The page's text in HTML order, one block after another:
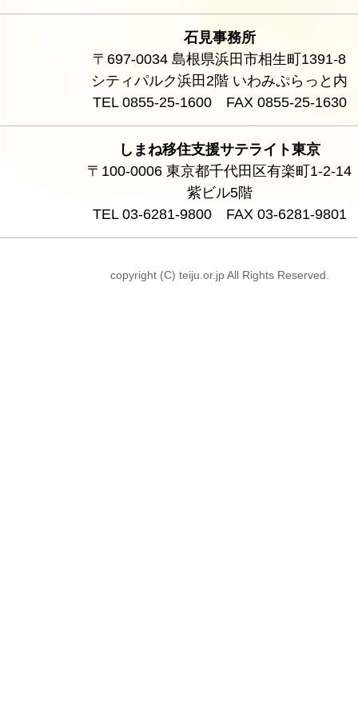
石見事務所
〒697-0034 島根県浜田市相生町1391-8
シティパルク浜田2階 いわみぷらっと内
TEL 0855-25-1600 FAX 0855-25-1630
しまね移住支援サテライト東京
〒100-0006 東京都千代田区有楽町1-2-14
紫ビル5階
TEL 03-6281-9800 FAX 03-6281-9801
copyright (C) teiju.or.jp All Rights Reserved.